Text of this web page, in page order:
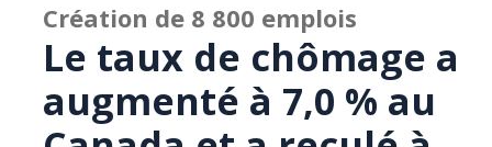
Création de 8 800 emplois
Le taux de chômage a
augmenté à 7,0 % au